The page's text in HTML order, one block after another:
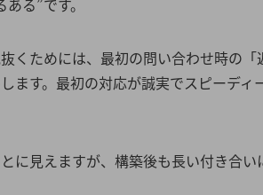
くためには、最初の問い合わせ時の
ます。最初の対応が誠実でスピーデ
に見えますが、構築後も長い付き合い